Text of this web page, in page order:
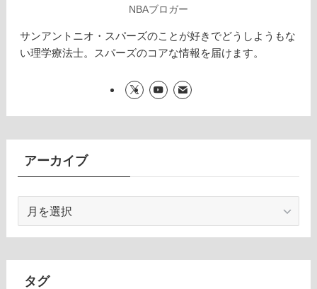
NBAブロガー
サンアントニオ・スパーズのことが好きでどうしようもな
い理学療法士。スパーズのコアな情報を届けます。
アーカイブ
カ
タグ